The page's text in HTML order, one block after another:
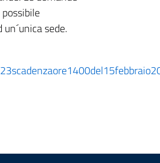
sede.